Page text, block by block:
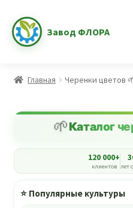
Завод ФЛОРА
Главная Черенки цветов
🌱Каталог
120 000+
клиентов лет
⭐ Популярные культуры